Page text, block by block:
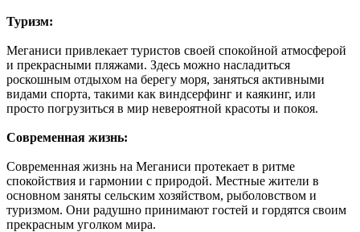
Туризм:
Меганиси привлекает туристов своей спокойной атмосферой
и прекрасными пляжами. Здесь можно насладиться
роскошным отдыхом на берегу моря, заняться активными
видами спорта, такими как виндсерфинг и каякинг, или
просто погрузиться в мир невероятной красоты и покоя.
Современная жизнь:
Современная жизнь на Меганиси протекает в ритме
спокойствия и гармонии с природой. Местные жители в
основном заняты сельским хозяйством, рыболовством и
туризмом. Они радушно принимают гостей и гордятся своим
прекрасным уголком мира.